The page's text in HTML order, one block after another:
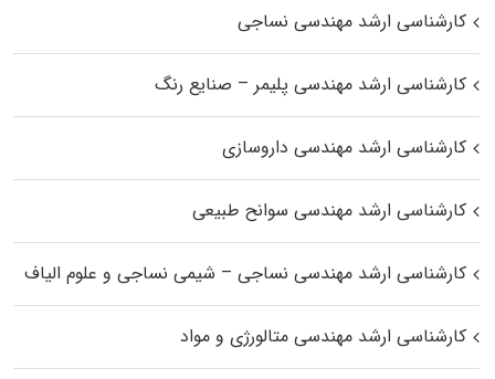
کارشناسی ارشد مهندسی نساجی
کارشناسی ارشد مهندسی پلیمر – صنایع رنگ
کارشناسی ارشد مهندسی داروسازی
کارشناسی ارشد مهندسی سوانح طبیعی
کارشناسی ارشد مهندسی نساجی – شیمی نساجی و علوم الیاف
کارشناسی ارشد مهندسی متالورژی و مواد